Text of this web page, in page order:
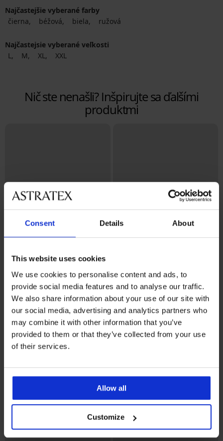
Consent Details About
This website uses cookies
We use cookies to personalise content and ads, to
provide social media features and to analyse our traffic.
We also share information about your use of our site with
our social media, advertising and analytics partners who
may combine it with other information that you’ve
provided to them or that they’ve collected from your use
of their services.
Allow all
Customize
Najčastejšie vyberané farby
čierna
béžová biela ružová
Najčastejsie vyberané veľkosti
L
M XL XXL
Nič ste nenašli? Inšpirujte sa ďalšími
produktmi
Bestseller
4,8
Podprsenka DIVA by IVA
nevystužená
41,99 €
-25% ALL25
Podprsenka Violeta vystužená
vyhladzujúca
41,99 €
31,49 € kód: ALL25